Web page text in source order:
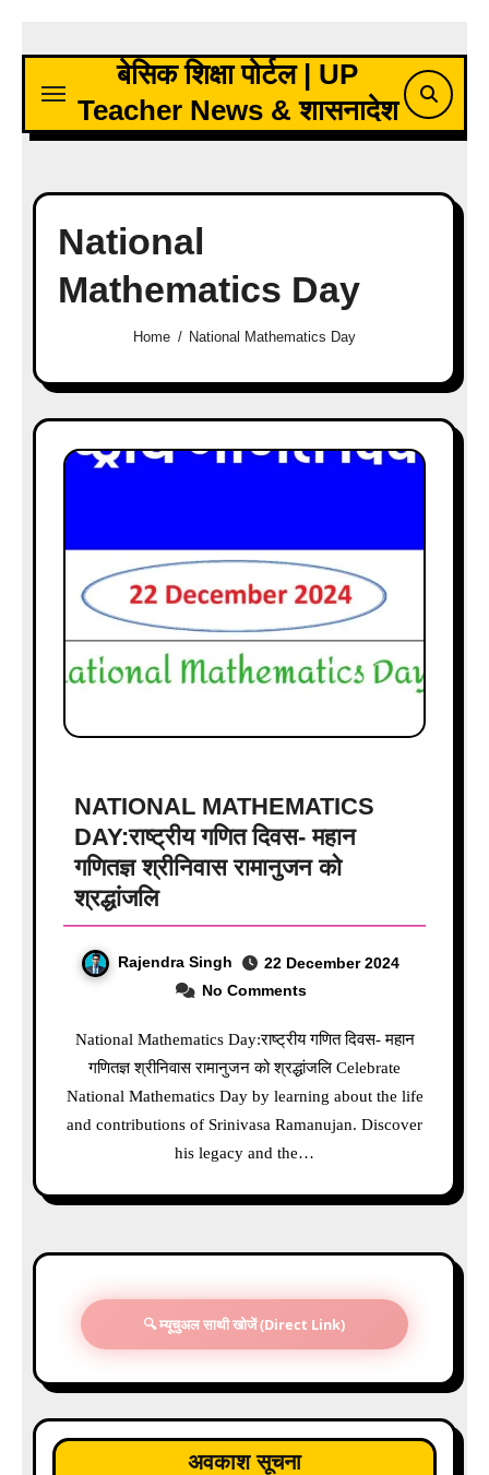
content
बेसिक शिक्षा पोर्टल | UP
Teacher News & शासनादेश
National
Mathematics Day
Home National Mathematics Day
NATIONAL MATHEMATICS
DAY:राष्ट्रीय गणित दिवस- महान
गणितज्ञ श्रीनिवास रामानुजन को
श्रद्धांजलि
Rajendra Singh
22 December 2024
No Comments
National Mathematics Day:राष्ट्रीय गणित दिवस- महान
गणितज्ञ श्रीनिवास रामानुजन को श्रद्धांजलि Celebrate
National Mathematics Day by learning about the life
and contributions of Srinivasa Ramanujan. Discover
his legacy and the…
🔍 म्यूचुअल साथी खोजें (Direct Link)
अवकाश सूचना